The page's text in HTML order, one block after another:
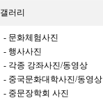
갤러리
- 문화체험사진
- 행사사진
- 각종 강좌사진/동영상
- 중국문화대학사진/동영상
- 중문장학회 사진